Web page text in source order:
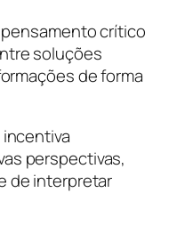
crítico
soluções
de forma
perspectivas,
de interpretar